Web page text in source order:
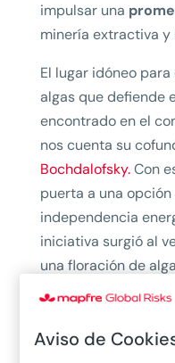
impulsar una
minería extractiva y
El lugar idóneo
algas que defiende
encontrado en el
nos cuenta su
Bochdalofsky.Con
puerta a una
independencia
iniciativa surgió al
una floración de
Sudáfrica luchaba
El propósito inicial
Aviso de